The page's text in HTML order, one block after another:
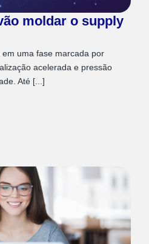
moldar o supply
uma fase marcada por
acelerada e pressão
Até [...]